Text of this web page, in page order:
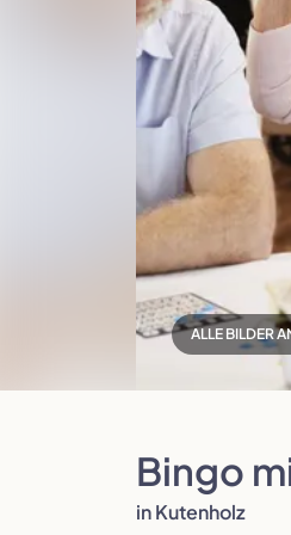
Polen
Slowenien
ALLE BILDER
Bingo
in Kutenholz